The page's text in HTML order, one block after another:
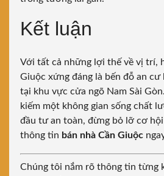
Kết luận
Với tất cả những lợi thế về vị trí,
Giuộc xứng đáng là bến đỗ an cư
tại khu vực cửa ngõ Nam Sài
kiếm một không gian sống chất
đầu tư an toàn, đừng bỏ lỡ cơ
thông tin bán nhà Cần Giuộc
Chúng tôi nắm rõ thông tin từng